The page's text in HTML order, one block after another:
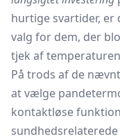
hurtige svartider, er
valg for dem, der
tjek af
På trods af de
at vælge
kontaktløse